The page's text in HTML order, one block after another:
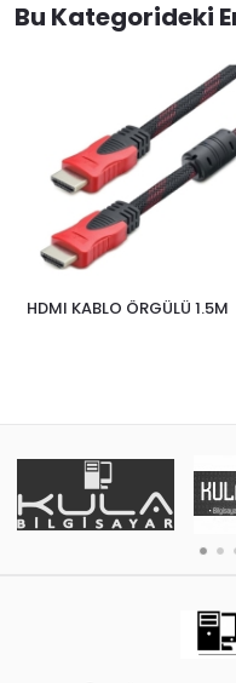
Bu Kategorideki
HDMI KABLO ÖRGÜLÜ 1.5M